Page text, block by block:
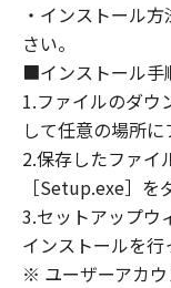
社、それら
損害の可能性
同様です。
(3) キヤノン
ンの子会社、
売代理店また
ウェア」、ま
起因または
じたいかなる
ないものとし
・インストール
さい。
■インストール手
1.ファイルのダウ
して任意の場所に
2.保存したファイ
［Setup.exe］を
3.セットアップウ
インストールを行
※ ユーザーアカ